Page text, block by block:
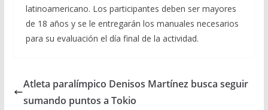
latinoamericano. Los participantes deben ser mayores
de 18 años y se le entregarán los manuales necesarios
para su evaluación el día final de la actividad.
Atleta paralímpico Denisos Martínez busca seguir
sumando puntos a Tokio